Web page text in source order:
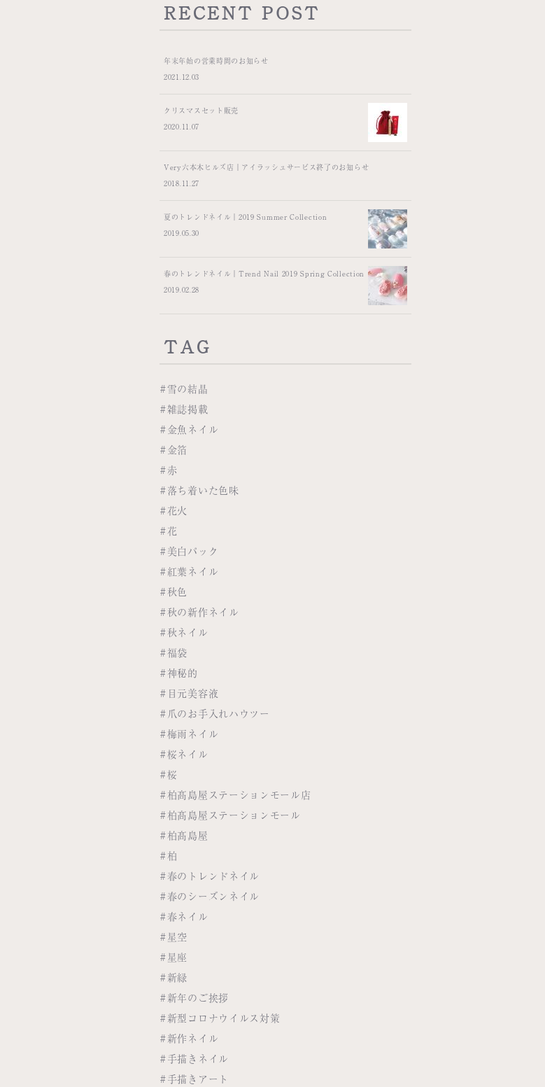
RECENT POST
年末年始の営業時間のお知らせ
2021.12.03
クリスマスセット販売
2020.11.07
Very六本木ヒルズ店｜アイラッシュサービス終了のお知らせ
2018.11.27
夏のトレンドネイル｜2019 Summer Collection
2019.05.30
春のトレンドネイル｜Trend Nail 2019 Spring Collection
2019.02.28
TAG
#雪の結晶
#雑誌掲載
#金魚ネイル
#金箔
#赤
#落ち着いた色味
#花火
#花
#美白パック
#紅葉ネイル
#秋色
#秋の新作ネイル
#秋ネイル
#福袋
#神秘的
#目元美容液
#爪のお手入れハウツー
#梅雨ネイル
#桜ネイル
#桜
#柏髙島屋ステーションモール店
#柏髙島屋ステーションモール
#柏髙島屋
#柏
#春のトレンドネイル
#春のシーズンネイル
#春ネイル
#星空
#星座
#新緑
#新年のご挨拶
#新型コロナウイルス対策
#新作ネイル
#手描きネイル
#手描きアート